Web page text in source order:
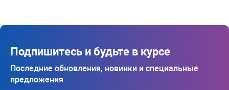
Подпишитесь и будьте в курсе
Последние обновления, новинки и специальные
предложения